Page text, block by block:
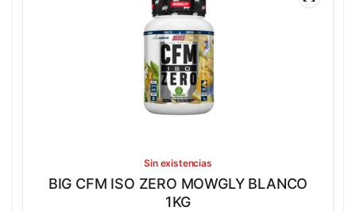
Sin existencias
BIG CFM ISO ZERO MOWGLY BLANCO
1KG